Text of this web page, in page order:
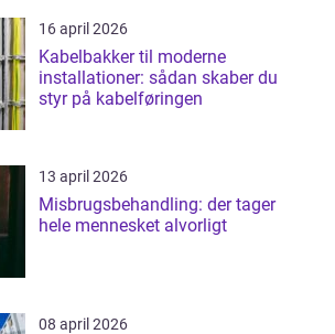
16 april 2026
Kabelbakker til moderne
installationer: sådan skaber du
styr på kabelføringen
13 april 2026
Misbrugsbehandling: der tager
hele mennesket alvorligt
08 april 2026